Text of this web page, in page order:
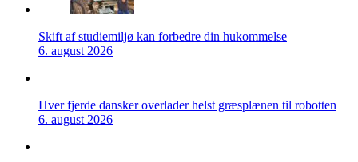
Skift af studiemiljø kan forbedre din hukommelse
6. august 2026
Hver fjerde dansker overlader helst græsplænen til robotten
6. august 2026